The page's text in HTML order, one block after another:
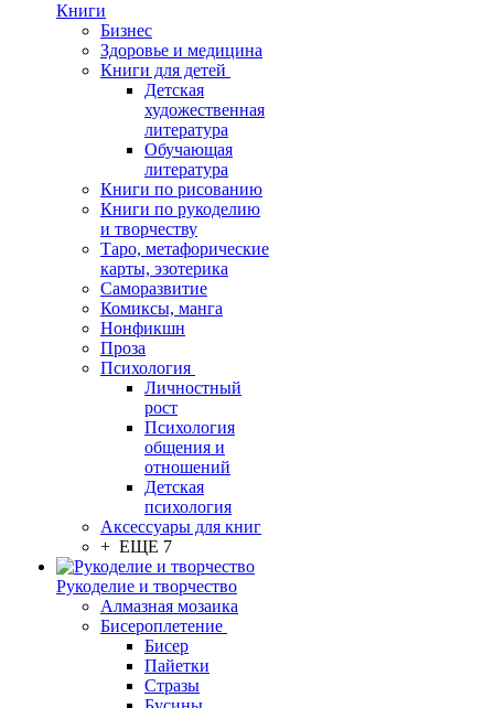
Книги
Бизнес
Здоровье и медицина
Книги для детей
Детская
художественная
литература
Обучающая
литература
Книги по рисованию
Книги по рукоделию
и творчеству
Таро, метафорические
карты, эзотерика
Саморазвитие
Комиксы, манга
Нонфикшн
Проза
Психология
Личностный
рост
Психология
общения и
отношений
Детская
психология
Аксессуары для книг
+ ЕЩЕ 7
Рукоделие и творчество
Алмазная мозаика
Бисероплетение
Бисер
Пайетки
Стразы